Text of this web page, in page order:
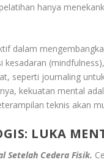
hanya
dalam
kesadaran
seperti journaling
kekuatan mental
teknis akan
LUKA
Setelah Cedera Fisik.